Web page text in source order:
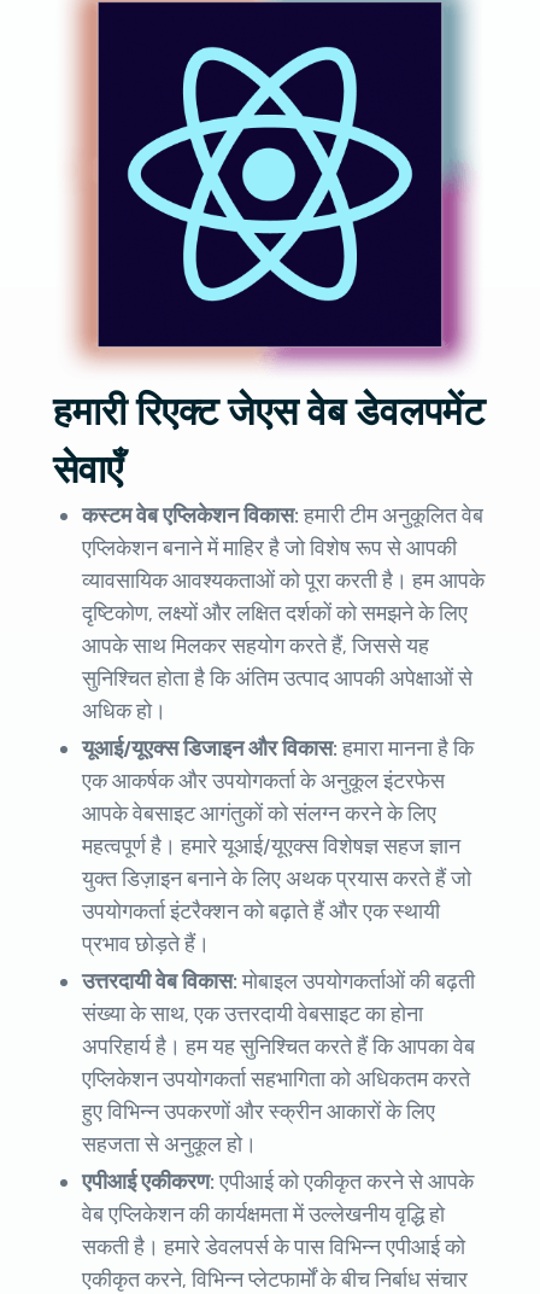
हमारी रिएक्ट जेएस वेब डेवलपमेंट
सेवाएँ
कस्टम वेब एप्लिकेशन विकास:हमारी टीम अनुकूलित वेब
एप्लिकेशन बनाने में माहिर है जो विशेष रूप से आपकी
व्यावसायिक आवश्यकताओं को पूरा करती है। हम आपके
दृष्टिकोण, लक्ष्यों और लक्षित दर्शकों को समझने के लिए
आपके साथ मिलकर सहयोग करते हैं, जिससे यह
सुनिश्चित होता है कि अंतिम उत्पाद आपकी अपेक्षाओं से
अधिक हो।
यूआई/यूएक्स डिजाइन और विकास:हमारा मानना है कि
एक आकर्षक और उपयोगकर्ता के अनुकूल इंटरफेस
आपके वेबसाइट आगंतुकों को संलग्न करने के लिए
महत्वपूर्ण है। हमारे यूआई/यूएक्स विशेषज्ञ सहज ज्ञान
युक्त डिज़ाइन बनाने के लिए अथक प्रयास करते हैं जो
उपयोगकर्ता इंटरैक्शन को बढ़ाते हैं और एक स्थायी
प्रभाव छोड़ते हैं।
उत्तरदायी वेब विकास:मोबाइल उपयोगकर्ताओं की बढ़ती
संख्या के साथ, एक उत्तरदायी वेबसाइट का होना
अपरिहार्य है। हम यह सुनिश्चित करते हैं कि आपका वेब
एप्लिकेशन उपयोगकर्ता सहभागिता को अधिकतम करते
हुए विभिन्न उपकरणों और स्क्रीन आकारों के लिए
सहजता से अनुकूल हो।
एपीआई एकीकरण:एपीआई को एकीकृत करने से आपके
वेब एप्लिकेशन की कार्यक्षमता में उल्लेखनीय वृद्धि हो
सकती है। हमारे डेवलपर्स के पास विभिन्न एपीआई को
एकीकृत करने, विभिन्न प्लेटफार्मों के बीच निर्बाध संचार